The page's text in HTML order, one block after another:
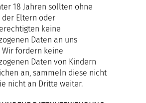
18 Jahren sollten ohne
der Eltern oder
keine
Daten an uns
fordern keine
Daten von Kindern
an, sammeln diese nicht
nicht an Dritte weiter.